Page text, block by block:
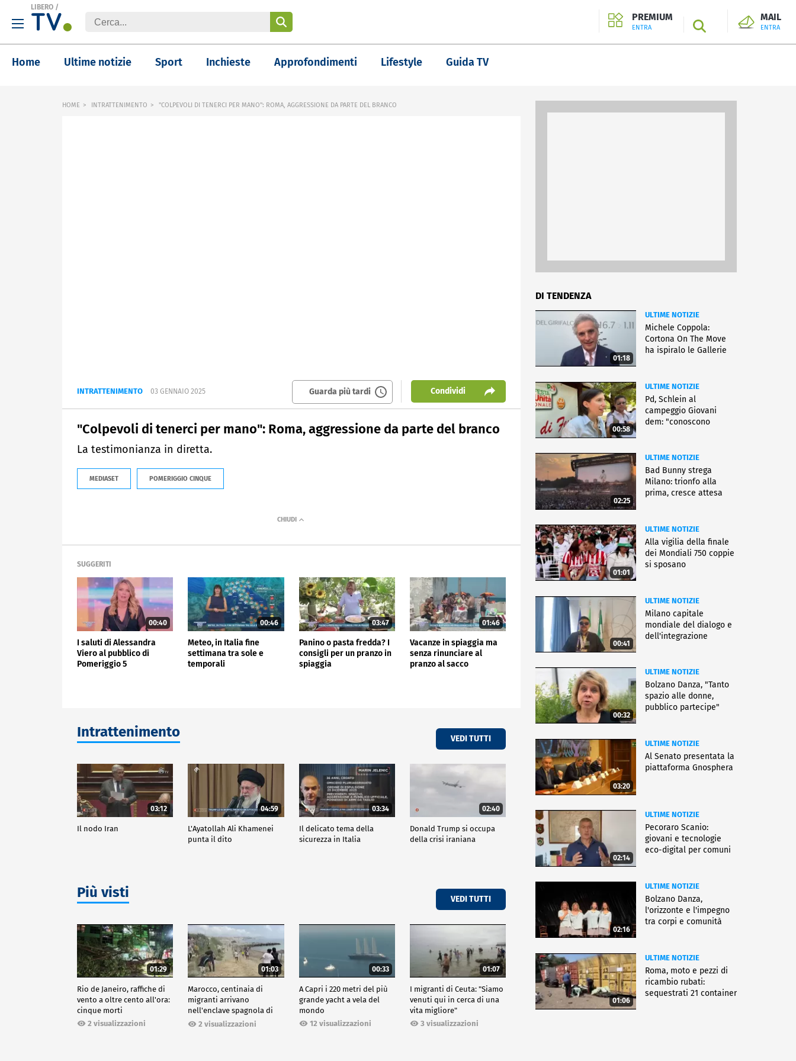
LIBERO /
PREMIUM
ENTRA SEARCH
MAIL
ENTRA
Home Ultime notizie Sport Inchieste Approfondimenti Lifestyle Guida TV
HOME INTRATTENIMENTO "COLPEVOLI DI TENERCI PER MANO": ROMA, AGGRESSIONE DA PARTE DEL BRANCO
INTRATTENIMENTO 03 GENNAIO 2025 Guarda più tardi Condividi
"Colpevoli di tenerci per mano": Roma, aggressione da parte del branco
La testimonianza in diretta.
MEDIASET POMERIGGIO CINQUE
SUGGERITI
00:40
I saluti di Alessandra
Viero al pubblico di
Pomeriggio 5
00:46
Meteo, in Italia fine
settimana tra sole e
temporali
03:47
Panino o pasta fredda? I
consigli per un pranzo in
spiaggia
01:46
Vacanze in spiaggia ma
senza rinunciare al
pranzo al sacco
Intrattenimento VEDI TUTTI
03:12
Il nodo Iran
04:59
L'Ayatollah Ali Khamenei
punta il dito
03:34
Il delicato tema della
sicurezza in Italia
02:40
Donald Trump si occupa
della crisi iraniana
Più visti VEDI TUTTI
01:29
Rio de Janeiro, raffiche di
vento a oltre cento all'ora:
cinque morti
2 visualizzazioni
01:03
Marocco, centinaia di
migranti arrivano
nell'enclave spagnola di
Ceuta2 visualizzazioni
00:33
A Capri i 220 metri del più
grande yacht a vela del
mondo
12 visualizzazioni
01:07
I migranti di Ceuta: "Siamo
venuti qui in cerca di una
vita migliore"
3 visualizzazioni
DI TENDENZA
01:18
ULTIME NOTIZIE
Michele Coppola:
Cortona On The Move
ha ispiralo le Gallerie
00:58
ULTIME NOTIZIE
Pd, Schlein al
campeggio Giovani
dem: "conoscono
02:25
ULTIME NOTIZIE
Bad Bunny strega
Milano: trionfo alla
prima, cresce attesa
01:01
ULTIME NOTIZIE
Alla vigilia della finale
dei Mondiali 750 coppie
si sposano
00:41
ULTIME NOTIZIE
Milano capitale
mondiale del dialogo e
dell'integrazione
00:32
ULTIME NOTIZIE
Bolzano Danza, "Tanto
spazio alle donne,
pubblico partecipe"
03:20
ULTIME NOTIZIE
Al Senato presentata la
piattaforma Gnosphera
02:14
ULTIME NOTIZIE
Pecoraro Scanio:
giovani e tecnologie
eco-digital per comuni
02:16
ULTIME NOTIZIE
Bolzano Danza,
l'orizzonte e l'impegno
tra corpi e comunità
01:06
ULTIME NOTIZIE
Roma, moto e pezzi di
ricambio rubati:
sequestrati 21 container